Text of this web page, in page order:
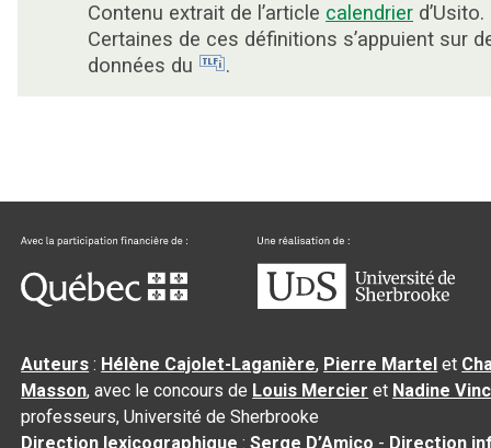
Contenu extrait de l’article calendrier d’Usito.
Certaines de ces définitions s’appuient sur
données du
.
Auteurs : Hélène Cajolet-Laganière, Pierre Martel et
Masson, avec le concours de Louis Mercier et Nadine
professeurs, Université de Sherbrooke
Direction lexicographique :Serge D’Amico - Direction